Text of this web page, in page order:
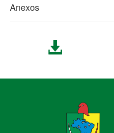
Anexos